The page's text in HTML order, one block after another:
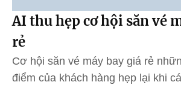
AI thu hẹp cơ hội săn vé
rẻ
Cơ hội săn vé máy bay giá rẻ
điểm của khách hàng hẹp lại khi